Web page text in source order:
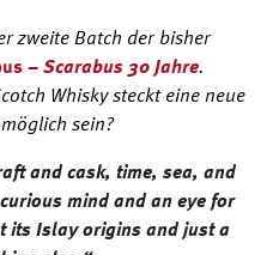
zweite Batch der bisher
– Scarabus 30 Jahre.
Whisky steckt eine neue
sein?
and cask, time, sea, and
mind and an eye for
its Islay origins and just a